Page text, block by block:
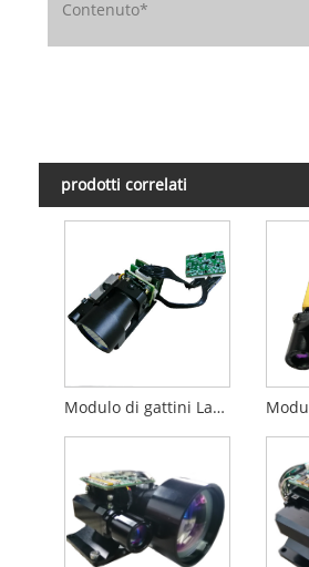
prodotti correlati
Modulo di gattini Laser Range da 3 km